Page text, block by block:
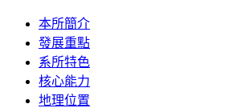
本所簡介
發展重點
系所特色
核心能力
地理位置